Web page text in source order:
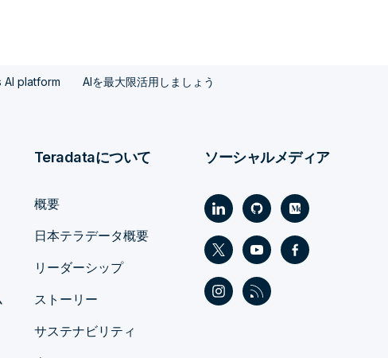
platform AIを最大限活用しましょう
Teradataについて
概要
日本テラデータ概要
リーダーシップ
ストーリー
サステナビリティ
ソーシャルメディア